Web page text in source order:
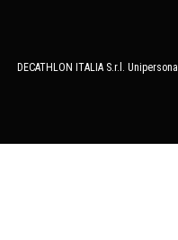
DECATHLON ITALIA S.r.l.